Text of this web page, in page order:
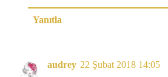
Yanıtla
audrey 22 Şubat 2018 14:05